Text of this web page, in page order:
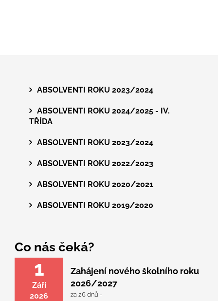
ABSOLVENTI ROKU 2023/2024
ABSOLVENTI ROKU 2024/2025 - IV.
TŘÍDA
ABSOLVENTI ROKU 2023/2024
ABSOLVENTI ROKU 2022/2023
ABSOLVENTI ROKU 2020/2021
ABSOLVENTI ROKU 2019/2020
Co nás čeká?
1
Září
2026
Zahájení nového školního roku
2026/2027
za 26 dnů -